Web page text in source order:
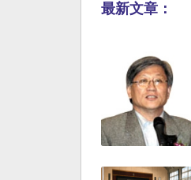
最新文章：